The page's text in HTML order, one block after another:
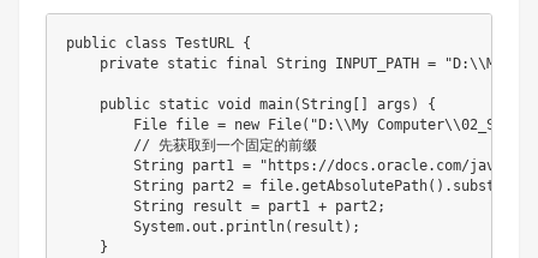
public class TestURL {
private static final String INPUT_PATH = "D:\\My
public static void main(String args )
{
File file = new File( "D:\\My
// 先获取到一个固定的前缀
String part1 =
"https://docs.oracle.com/javase/
String part2 = file.getAbsolutePath( ) . substring
String result = part1 + part2;
System.out . println( result ) ;
}